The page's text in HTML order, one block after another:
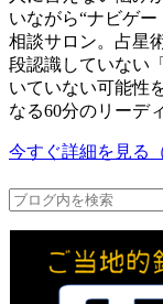
いながら“ナビゲ
相談サロン。占星
段認識していない
いていない可能性
なる60分のリーデ
今すぐ詳細を見る